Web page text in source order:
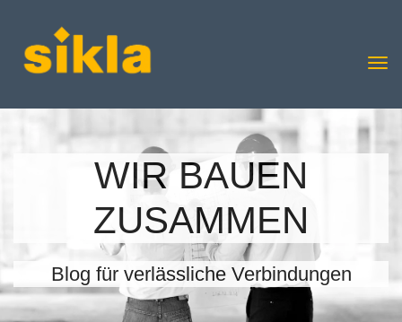
WIR BAUEN
ZUSAMMEN
Blog für verlässliche Verbindungen